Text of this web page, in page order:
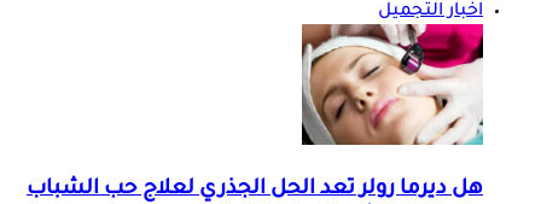
اخبار التجميل
هل ديرما رولر تعد الحل الجذري لعلاج حب الشباب